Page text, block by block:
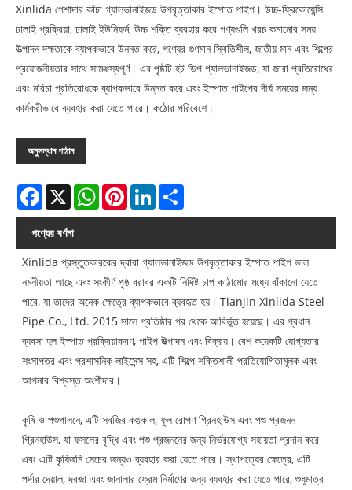
Xinlida পেশাদার কাঁচা গ্যালভানাইজড উপবৃত্তাকার ইস্পাত পাইপ। উচ্চ-ফ্রিকোয়েন্সি
ঢালাই প্রক্রিয়া, ঢালাই ইউনিফর্ম, উচ্চ শক্তি ব্যবহার করে পণ্যগুলি খরচ কমানোর সময়
উত্পাদন দক্ষতাকে ব্যাপকভাবে উন্নত করে, পণ্যের গুণমান স্থিতিশীল, জাতীয় মান এবং শিল্পের
প্রয়োজনীয়তার সাথে সামঞ্জস্যপূর্ণ। এর পৃষ্ঠটি হট ডিপ গ্যালভানাইজড, যা জারা প্রতিরোধের
এবং মরিচা প্রতিরোধকে ব্যাপকভাবে উন্নত করে এবং ইস্পাত পাইপের দীর্ঘ সময়ের জন্য
কার্যকরীভাবে ব্যবহার করা যেতে পারে। কঠোর পরিবেশে।
অনুসন্ধান পাঠান
Facebook
X WhatsAppPinterestLinkedIn
পণ্যের বর্ণনা
Xinlida প্রস্তুতকারকের দ্বারা গ্যালভানাইজড উপবৃত্তাকার ইস্পাত পাইপ ভাল
নমনীয়তা আছে এবং সংকীর্ণ পৃষ্ঠ বরাবর একটি নির্দিষ্ট চাপ কাঠামোর মধ্যে বাঁকানো যেতে
পারে, যা তাদের অনেক ক্ষেত্রে ব্যাপকভাবে ব্যবহৃত হয়। Tianjin Xinlida Steel
Pipe Co., Ltd. 2015 সালে প্রতিষ্ঠার পর থেকে আবির্ভূত হয়েছে। এর প্রধান
ব্যবসা হল ইস্পাত প্রক্রিয়াকরণ, পাইপ উত্পাদন এবং বিক্রয়। বেশ কয়েকটি যোগ্যতার
শংসাপত্র এবং প্রশাসনিক লাইসেন্স সহ, এটি শিল্পে শক্তিশালী প্রতিযোগিতামূলক এবং
আপনার বিশ্বস্ত অংশীদার।
কৃষি ও পশুপালনে, এটি সবজির কঙ্কাল, ফুল রোপণ গ্রিনহাউস এবং পশু প্রজনন
গ্রিনহাউস, যা ফসলের বৃদ্ধি এবং পশু প্রজননের জন্য নির্ভরযোগ্য সহায়তা প্রদান করে
এবং এটি কৃষিজমি সেচের জন্যও ব্যবহার করা যেতে পারে। স্থাপত্যের ক্ষেত্রে, এটি
পর্দার দেয়াল, দরজা এবং জানালার ফ্রেম নির্মাণের জন্য ব্যবহার করা যেতে পারে, শুধুমাত্র